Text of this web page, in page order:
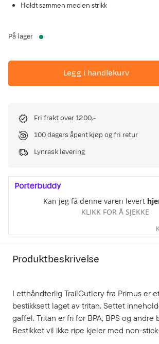
Holdt sammen med en strikk
På lager
Legg i handlekurv
Fri frakt over 1200,-
100 dagers åpent kjøp og fri retur
Lynrask levering
Kan jeg få denne varen levert
KLIKK FOR Å SJEKKE
Produktbeskrivelse
Letthåndterlig TrailCutlery fra Primus er
bestikksett laget av tritan. Settet
gaffel. Tritan er fri for BPA, BPS og andre
Bestikket vil ikke ripe kjeler med non-